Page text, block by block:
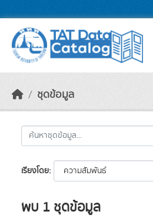
ชุดข้อมูล
เรียงโดย
พบ 1 ชุดข้อมูล